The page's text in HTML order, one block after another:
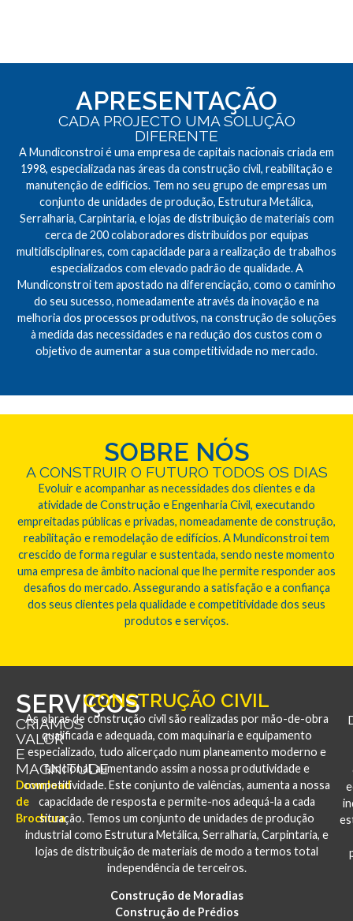
APRESENTAÇÃO
CADA PROJECTO UMA SOLUÇÃO
DIFERENTE
A Mundiconstroi é uma empresa de capitais nacionais criada em
1998, especializada nas áreas da construção civil, reabilitação e
manutenção de edifícios. Tem no seu grupo de empresas um
conjunto de unidades de produção, Estrutura Metálica,
Serralharia, Carpintaria, e lojas de distribuição de materiais com
cerca de 200 colaboradores distribuídos por equipas
multidisciplinares, com capacidade para a realização de trabalhos
especializados com elevado padrão de qualidade. A
Mundiconstroi tem apostado na diferenciação, como o caminho
do seu sucesso, nomeadamente através da inovação e na
melhoria dos processos produtivos, na construção de soluções
à medida das necessidades e na redução dos custos com o
objetivo de aumentar a sua competitividade no mercado.
SOBRE NÓS
A CONSTRUIR O FUTURO TODOS OS DIAS
Evoluir e acompanhar as necessidades dos clientes e da
atividade de Construção e Engenharia Civil, executando
empreitadas públicas e privadas, nomeadamente de construção,
reabilitação e remodelação de edifícios. A Mundiconstroi tem
crescido de forma regular e sustentada, sendo neste momento
uma empresa de âmbito nacional que lhe permite responder aos
desafios do mercado. Assegurando a satisfação e a confiança
dos seus clientes pela qualidade e competitividade dos seus
produtos e serviços.
SERVIÇOS
CRIAMOS
VALOR
E
MAGNITUDE
Download
de
Brochura
CONSTRUÇÃO CIVIL
As obras de construção civil são realizadas por mão-de-obra
qualificada e adequada, com maquinaria e equipamento
especializado, tudo alicerçado num planeamento moderno e
funcional, aumentando assim a nossa produtividade e
competitividade. Este conjunto de valências, aumenta a nossa
capacidade de resposta e permite-nos adequá-la a cada
situação. Temos um conjunto de unidades de produção
industrial como Estrutura Metálica, Serralharia, Carpintaria, e
lojas de distribuição de materiais de modo a termos total
independência de terceiros.
Construção de Moradias
Construção de Prédios